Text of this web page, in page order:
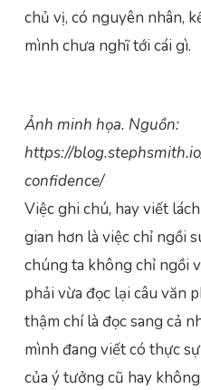
chủ vị, có nguyên nhân,
mình chưa nghĩ tới cái gì.
Ảnh minh họa. Nguồn:
https://
confidence/
Việc ghi chú, hay viết
gian hơn là việc chỉ ngồi
chúng ta không chỉ ngồi
phải vừa đọc lại câu văn
thậm chí là đọc sang cả
mình đang viết có thực
của ý tưởng cũ hay không.